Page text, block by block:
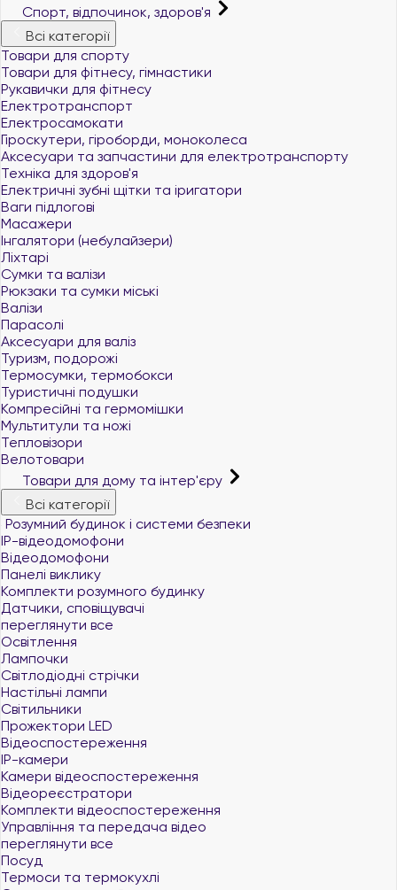
Спорт, відпочинок, здоров'я
Всі категорії
Товари для спорту
Товари для фітнесу, гімнастики
Рукавички для фітнесу
Електротранспорт
Електросамокати
Гіроскутери, гіроборди, моноколеса
Аксесуари та запчастини для електротранспорту
Техніка для здоров'я
Електричні зубні щітки та іригатори
Ваги підлогові
Масажери
Інгалятори (небулайзери)
Ліхтарі
Сумки та валізи
Рюкзаки та сумки міські
Валізи
Парасолі
Аксесуари для валіз
Туризм, подорожі
Термосумки, термобокси
Туристичні подушки
Компресійні та гермомішки
Мультитули та ножі
Тепловізори
Велотовари
Товари для дому та інтер'єру
Всі категорії
Розумний будинок і системи безпеки
IP-відеодомофони
Відеодомофони
Панелі виклику
Комплекти розумного будинку
Датчики, сповіщувачі
переглянути все
Освітлення
Лампочки
Світлодіодні стрічки
Настільні лампи
Світильники
Прожектори LED
Відеоспостереження
IP-камери
Камери відеоспостереження
Відеореєстратори
Комплекти відеоспостереження
Управління та передача відео
переглянути все
Посуд
Термоси та термокухлі